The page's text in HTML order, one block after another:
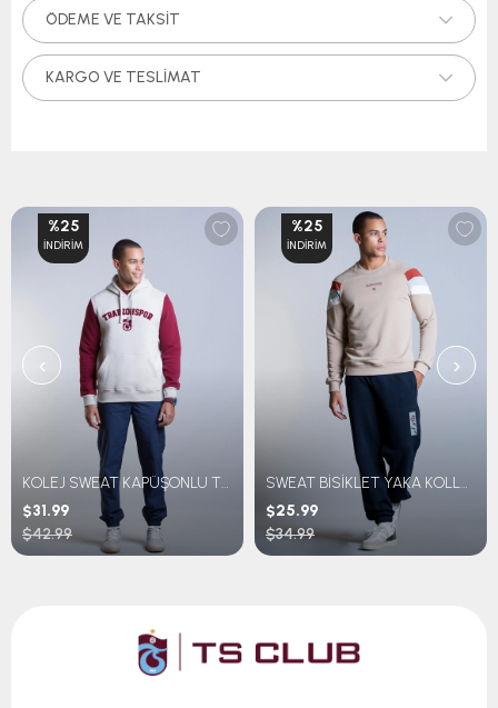
ÖDEME VE TAKSIT
KARGO VE TESLIMAT
KOLEJ SWEAT KAPÜŞONLU TRABZONSPOR NAKIŞLI
$31.99
$42.99
%25
İNDIRIM
SWEAT BİSİKLET YAKA KOLLARI ÇİZGİLİ
$25.99
$34.99
%25
İNDIRIM
‹ ›